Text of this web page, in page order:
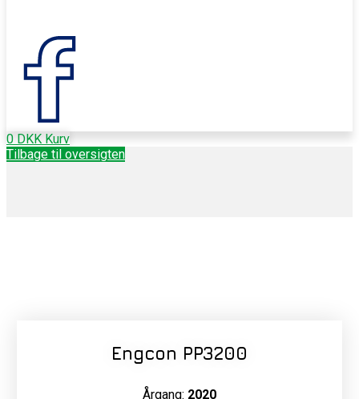
0 DKK Kurv
Tilbage til oversigten
Engcon PP3200
Årgang: 2020